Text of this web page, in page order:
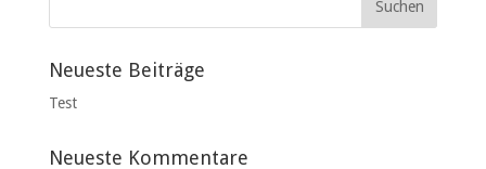
Neueste Beiträge
Test
Neueste Kommentare